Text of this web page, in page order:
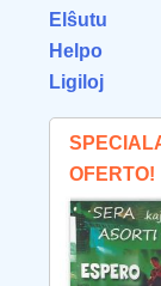
Elŝutu
Helpo
Ligiloj
OFERTO!